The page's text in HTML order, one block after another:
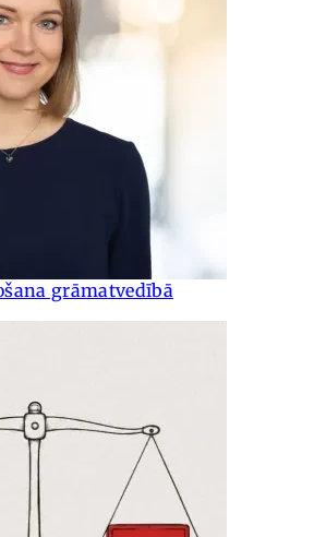
grāmatvedībā